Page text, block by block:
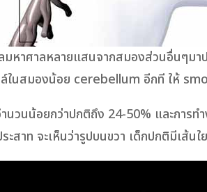
มหาศาลหลายแสนจากสมองส่วนอื่นๆม
ล์ในสมองน้อย cerebellum อีกที ให้
วนน้อยกว่าปกติถึง 24-50% และการท
สาท จะเห็นว่ารูปบนขวา เด็กปกติมีเส้น